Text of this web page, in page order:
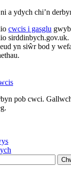
a ydych chi’n
cwcis i gasglu
yn siŵr bod y
pob cwci.